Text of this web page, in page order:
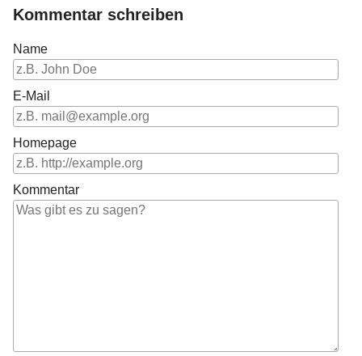
Kommentar schreiben
Name
E-Mail
Homepage
Kommentar